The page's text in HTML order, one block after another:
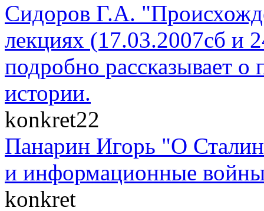
Сидоров Г.А.
лекциях (17.03.2007сб и
подробно рассказывает о
истории.
konkret22
Панарин Игорь "О
и информационные
konkret